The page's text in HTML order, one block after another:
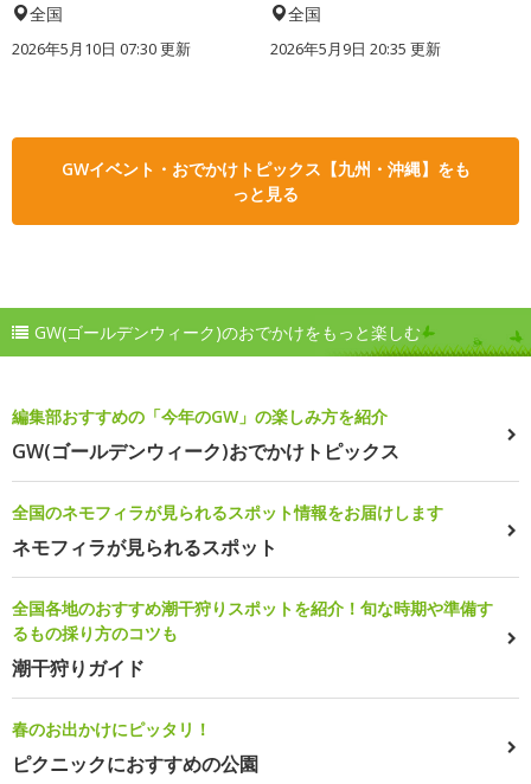
全国
2026年5月10日 07:30 更新
全国
2026年5月9日 20:35 更新
GWイベント・おでかけトピックス【九州・沖縄】をも
っと見る
GW(ゴールデンウィーク)のおでかけをもっと楽しむ
編集部おすすめの「今年のGW」の楽しみ方を紹介
GW(ゴールデンウィーク)おでかけトピックス
全国のネモフィラが見られるスポット情報をお届けします
ネモフィラが見られるスポット
全国各地のおすすめ潮干狩りスポットを紹介！旬な時期や準備す
るもの採り方のコツも
潮干狩りガイド
春のお出かけにピッタリ！
ピクニックにおすすめの公園